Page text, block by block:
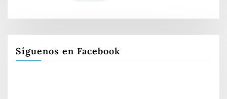
Síguenos en Facebook